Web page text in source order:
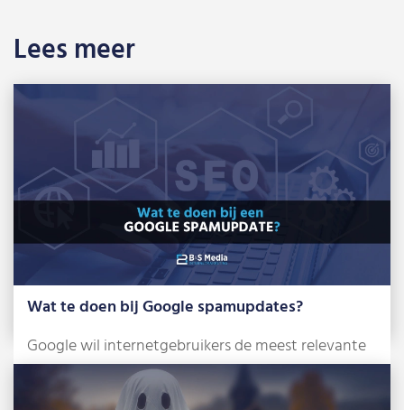
Lees meer
Wat te doen bij Google spamupdates?
Google wil internetgebruikers de meest relevante
en betrouwbare zoekresultaten tonen. Om dat te
bereiken, […]